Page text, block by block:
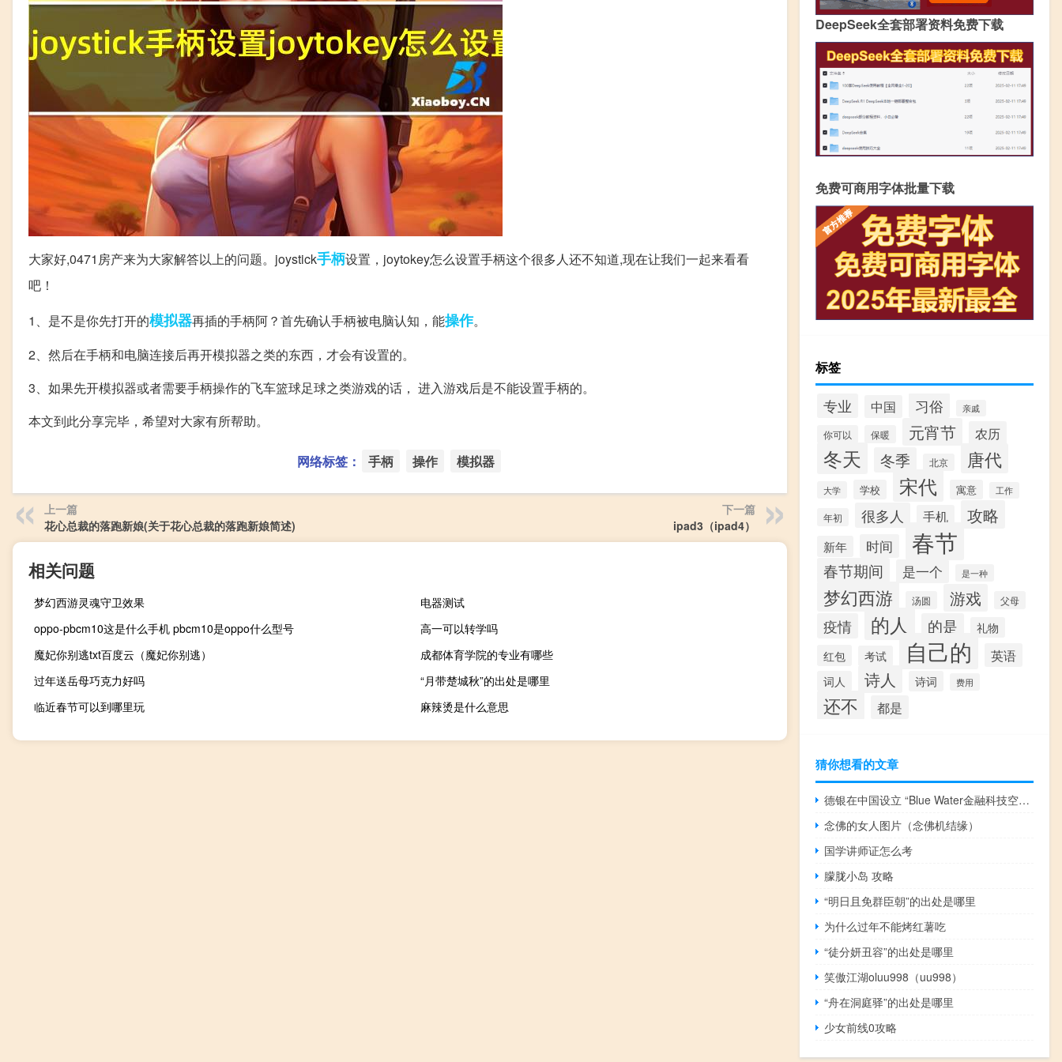
大家好,0471房产来为大家解答以上的问题。joystick手柄设置，joytokey怎么设置手柄这个很多人还不知道,现在让我们一起来看看
吧！
1、是不是你先打开的模拟器再插的手柄阿？首先确认手柄被电脑认知，能操作。
2、然后在手柄和电脑连接后再开模拟器之类的东西，才会有设置的。
3、如果先开模拟器或者需要手柄操作的飞车篮球足球之类游戏的话， 进入游戏后是不能设置手柄的。
本文到此分享完毕，希望对大家有所帮助。
网络标签： 手柄 操作 模拟器
上一篇
花心总裁的落跑新娘(关于花心总裁的落跑新娘简述)
下一篇
ipad3（ipad4）
相关问题
梦幻西游灵魂守卫效果
电器测试
oppo-pbcm10这是什么手机 pbcm10是oppo什么型号
高一可以转学吗
魔妃你别逃txt百度云（魔妃你别逃）
成都体育学院的专业有哪些
过年送岳母巧克力好吗
“月带楚城秋”的出处是哪里
临近春节可以到哪里玩
麻辣烫是什么意思
DeepSeek全套部署资料免费下载
免费可商用字体批量下载
标签
专业 中国 习俗 亲戚
你可以 保暖 元宵节 农历
冬天 冬季 北京 唐代
大学 学校 宋代 寓意 工作
年初 很多人 手机 攻略
新年 时间 春节
春节期间 是一个 是一种
梦幻西游 汤圆 游戏 父母
疫情 的人 的是 礼物
红包 考试 自己的 英语
词人 诗人 诗词 费用
还不 都是
猜你想看的文章
德银在中国设立 “Blue Water金融科技空间”
念佛的女人图片（念佛机结缘）
国学讲师证怎么考
朦胧小岛 攻略
“明日且免群臣朝”的出处是哪里
为什么过年不能烤红薯吃
“徒分妍丑容”的出处是哪里
笑傲江湖oluu998（uu998）
“舟在洞庭驿”的出处是哪里
少女前线0攻略